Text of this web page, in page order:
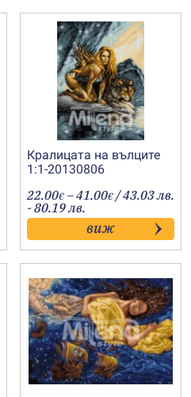
Кралицата на вълците
1:1-20130806
22.00€ –41.00€Price
range:
22.00€
through
41.00€
/ 43.03 лв.
- 80.19 лв.
виж